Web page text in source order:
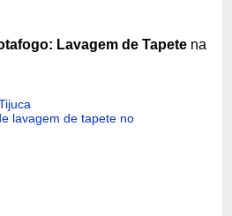
Lavagem de Tapete na
lavagem de tapete no